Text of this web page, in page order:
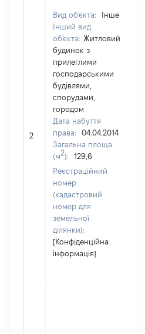
2
Вид об'єкта:
Інше
Інший вид
об'єкта: Житловий
будинок з
прилеглими
господарськими
будівлями,
спорудами,
городом
Дата набуття
права:
04.04.2014
Загальна площа
(м2):
129,6
Реєстраційний
номер
(кадастровий
номер для
земельної
ділянки):
[Конфіденційна
інформація]